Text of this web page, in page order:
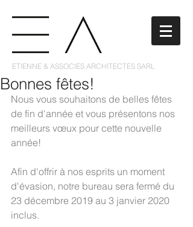
ETIENNE & ASSOCIES ARCHITECTES SARL
Bonnes fêtes!
Nous vous souhaitons de belles fêtes
de fin d'année et vous présentons nos
meilleurs vœux pour cette nouvelle
année!
Afin d'offrir à nos esprits un moment
d'évasion, notre bureau sera fermé du
23 décembre 2019 au 3 janvier 2020
inclus.